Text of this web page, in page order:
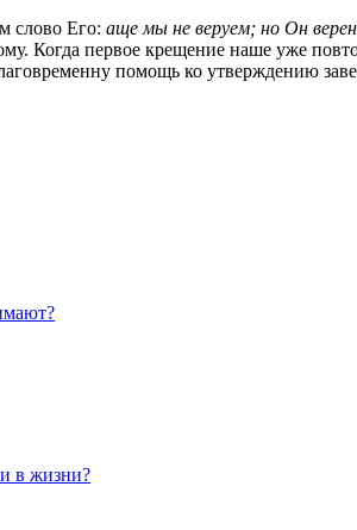
слово Его: аще мы не веруем; но Он
Когда первое крещение наше уже
помощь ко утверждению
в жизни?